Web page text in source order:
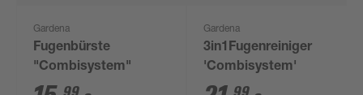
Gardena
Fugenbürste
"Combisystem"
Gardena
3in1Fugenreiniger
'Combisystem'